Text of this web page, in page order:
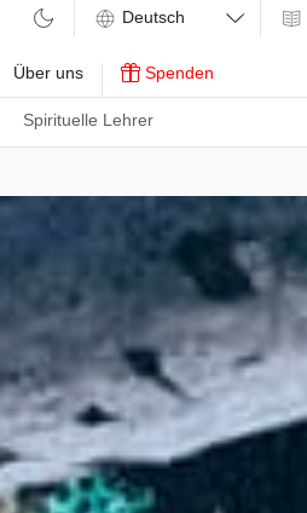
Spirituelle Lehrer
Über uns Spenden